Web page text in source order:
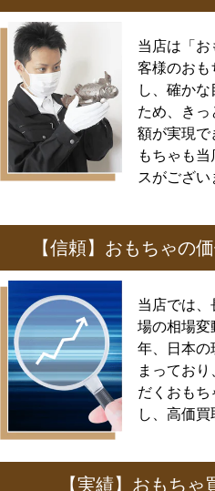
当店は「お
客様のおも
し、確か
ため、きっ
額が実現で
もちゃも
スがござい
【信頼】おもちゃの
当店では
場の相場変
年、日本の
まってお
だくおもち
し、高価買
【実績】おもちゃ